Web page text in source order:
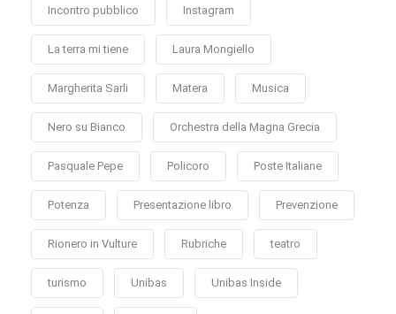
Incontro pubblico Instagram
La terra mi tiene Laura Mongiello
Margherita Sarli Matera Musica
Nero su Bianco Orchestra della Magna Grecia
Pasquale Pepe Policoro Poste Italiane
Potenza Presentazione libro Prevenzione
Rionero in Vulture Rubriche teatro
turismo Unibas Unibas Inside